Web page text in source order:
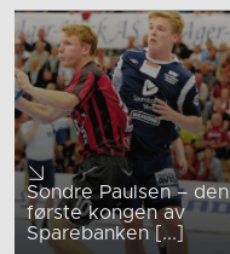
Sondre Paulsen – den
første kongen av
Sparebanken [...]